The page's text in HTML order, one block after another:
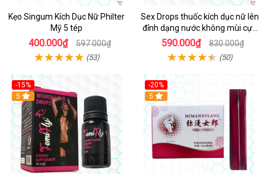
Kẹo Singum Kích Dục Nữ Philter
Mỹ 5 tép
400.000₫ 597.000₫
(53)
Sex Drops thuốc kích dục nữ lên
đỉnh dạng nước không mùi cực
mạnh
590.000₫ 830.000₫
(50)
-15%
5
-20%
5